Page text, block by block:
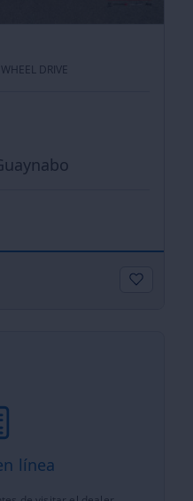
DRIVE
línea